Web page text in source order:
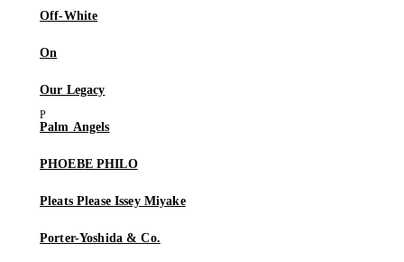
Off-White
On
Our Legacy
Palm Angels
PHOEBE PHILO
Pleats Please Issey Miyake
Porter-Yoshida & Co.